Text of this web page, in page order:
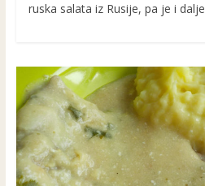
ruska salata iz Rusije, pa je i dalje